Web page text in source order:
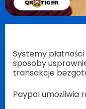
Systemy
sposoby
transakcje
Paypal umożliwia